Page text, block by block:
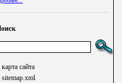
карта сайта
sitemap.xml